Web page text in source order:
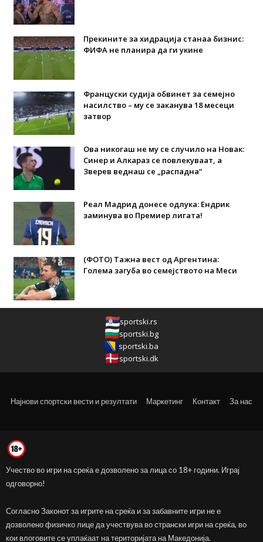
Прекините за хидрација станаа бизнис:
ФИФА не планира да ги укине
Француски судија обвинет за семејно
насилство – му се заканува 18 месеци
затвор
Ова никогаш не му се случило на Новак:
Синер и Алкараз се повлекуваат, а
Зверев веднаш се „распадна“
Реал Мадрид донесе одлука: Eндрик
заминува во Премиер лигата!
(ФОТО) Тажна вест од Аргентина:
Голема загуба во семејството на Меси
sportski.rs
sportski.bg
sportski.ba
sportski.dk
Најнови спортски вести и резултати Маркетинг Контакт За нас
Учество во игри на среќа е дозволено за лица со 18+ години. Играј
одговорно!
Согласно Законот за игрите на среќа и за забавните игри не е
дозволено физичко лице да учествува во странски игри на среќа, во
кои влоговите се уплаќаат на територијата на Македонија.